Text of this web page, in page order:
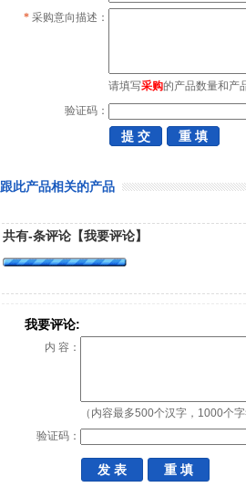
*采购意向描述：
请填写采购的产品数量和产
验证码：
跟此产品相关的产品
共有-条评论 【我要评论】
我要评论:
内 容：
（内容最多500个汉字，1000个字
验证码：